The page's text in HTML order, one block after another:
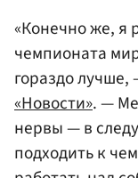
«Конечно же, я
чемпионата
гораздо
«Новости». —
нервы — в
подходить к